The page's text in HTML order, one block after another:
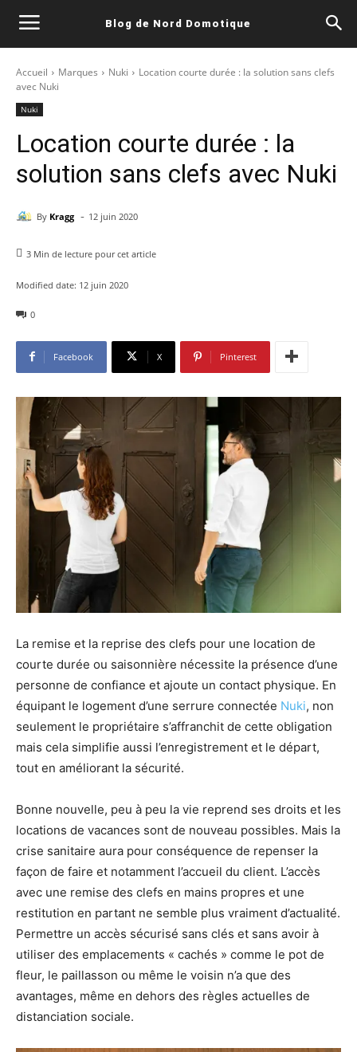
Blog de Nord Domotique
Accueil Marques Nuki
Location courte durée : la solution sans clefs
avec Nuki
Nuki
Location courte durée : la
solution sans clefs avec Nuki
By Kragg - 12 juin 2020
3 Min de lecture pour cet article
Modified date: 12 juin 2020
0
Facebook X Pinterest
La remise et la reprise des clefs pour une location de
courte durée ou saisonnière nécessite la présence d’une
personne de confiance et ajoute un contact physique. En
équipant le logement d’une serrure connectée Nuki, non
seulement le propriétaire s’affranchit de cette obligation
mais cela simplifie aussi l’enregistrement et le départ,
tout en améliorant la sécurité.
Bonne nouvelle, peu à peu la vie reprend ses droits et les
locations de vacances sont de nouveau possibles. Mais la
crise sanitaire aura pour conséquence de repenser la
façon de faire et notamment l’accueil du client. L’accès
avec une remise des clefs en mains propres et une
restitution en partant ne semble plus vraiment d’actualité.
Permettre un accès sécurisé sans clés et sans avoir à
utiliser des emplacements « cachés » comme le pot de
fleur, le paillasson ou même le voisin n’a que des
avantages, même en dehors des règles actuelles de
distanciation sociale.